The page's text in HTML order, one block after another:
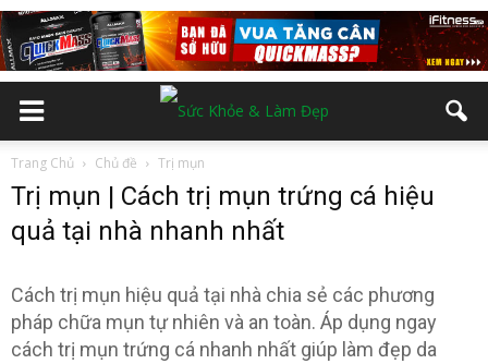
Trang Chủ Chủ đề Trị mụn
Trị mụn | Cách trị mụn trứng cá hiệu
quả tại nhà nhanh nhất
Cách trị mụn hiệu quả tại nhà chia sẻ các phương
pháp chữa mụn tự nhiên và an toàn. Áp dụng ngay
cách trị mụn trứng cá nhanh nhất giúp làm đẹp da